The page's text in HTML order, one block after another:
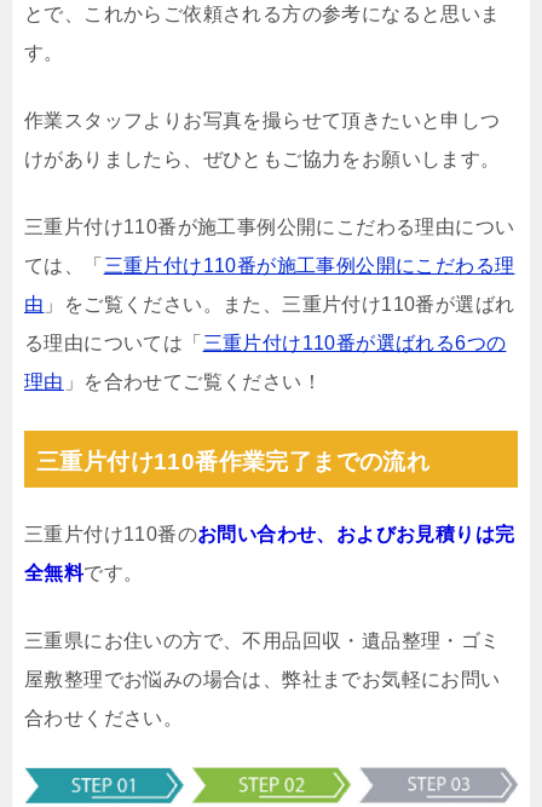
とで、これからご依頼される方の参考になると思いま
す。
作業スタッフよりお写真を撮らせて頂きたいと申しつ
けがありましたら、ぜひともご協力をお願いします。
三重片付け110番が施工事例公開にこだわる理由につい
ては、「 三重片付け110番が施工事例公開にこだわる理
由 」をご覧ください。また、三重片付け110番が選ばれ
る理由については「 三重片付け110番が選ばれる6つの
理由 」を合わせてご覧ください！
三重片付け110番作業完了までの流れ
三重片付け110番のお問い合わせ、およびお見積りは完
全無料です。
三重県にお住いの方で、不用品回収・遺品整理・ゴミ
屋敷整理でお悩みの場合は、弊社までお気軽にお問い
合わせください。